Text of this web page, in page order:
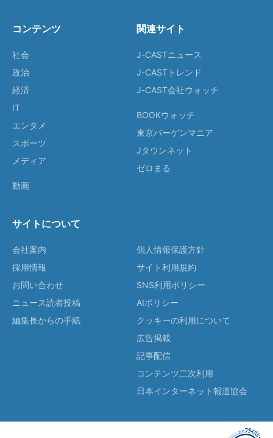
コンテンツ
社会
政治
経済
IT
エンタメ
スポーツ
メディア
動画
関連サイト
J-CASTニュース
J-CASTトレンド
J-CAST会社ウォッチ
BOOKウォッチ
東京バーゲンマニア
Jタウンネット
ゼロまる
サイトについて
会社案内
採用情報
お問い合わせ
ニュース読者投稿
編集長からの手紙
個人情報保護方針
サイト利用規約
SNS利用ポリシー
AIポリシー
クッキーの利用について
広告掲載
記事配信
コンテンツ二次利用
日本インターネット報道協会